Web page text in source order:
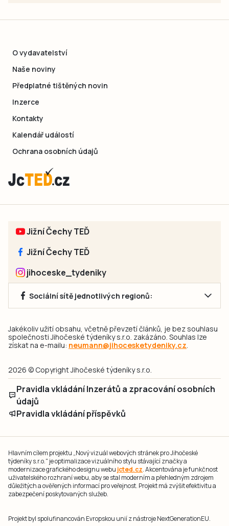
O vydavatelství
Naše noviny
Předplatné tištěných novin
Inzerce
Kontakty
Kalendář událostí
Ochrana osobních údajů
Jižní Čechy TEĎ
Jižní Čechy TEĎ
jihoceske_tydeniky
Sociální sítě jednotlivých regionů:
Jakékoliv užití obsahu, včetně převzetí článků, je bez souhlasu
společnosti Jihočeské týdeníky s.r.o. zakázáno. Souhlas lze
získat na e-mailu: neumann@jihocesketydeniky.cz.
2026 © Copyright Jihočeské týdeníky s.r.o.
Pravidla vkládání Inzerátů a zpracování osobních
údajů
Pravidla vkládání příspěvků
Hlavním cílem projektu „Nový vizuál webových stránek pro Jihočeské
týdeníky s.r.o." je optimalizace vizuálního stylu stávající značky a
modernizace grafického designu webu jcted.cz. Akcentována je funkčnost
uživatelského rozhraní webu, aby se stal moderním a přehledným zdrojem
důležitých a ověřených informací pro veřejnost. Projekt má zvýšit efektivitu a
zabezpečení poskytovaných služeb.
Projekt byl spolufinancován Evropskou unií z nástroje NextGenerationEU.